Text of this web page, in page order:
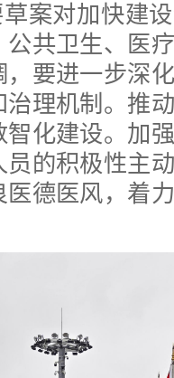
案对加快建设
共卫生、医
要进一步深
理机制。推
化建设。加
的积极性主
德医风，着